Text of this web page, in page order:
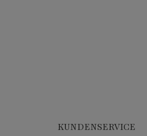
KUNDENSERVICE